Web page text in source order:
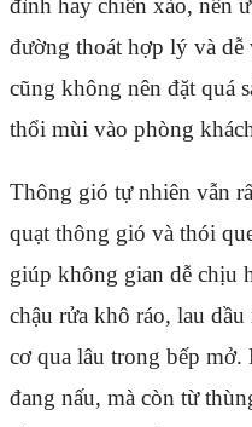
đình hay chiên xào, nên
đường thoát hợp lý và
cũng không nên đặt quá
thổi mùi vào phòng
Thông gió tự nhiên vẫn
quạt thông gió và thói
giúp không gian dễ chịu
chậu rửa khô ráo, lau
cơ qua lâu trong bếp
đang nấu, mà còn từ